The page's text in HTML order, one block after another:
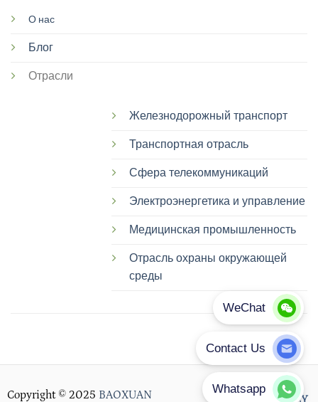
О нас
Блог
Отрасли
Железнодорожный транспорт
Транспортная отрасль
Сфера телекоммуникаций
Электроэнергетика и управление
Медицинская промышленность
Отрасль охраны окружающей
среды
Copyright © 2025 BAOXUAN